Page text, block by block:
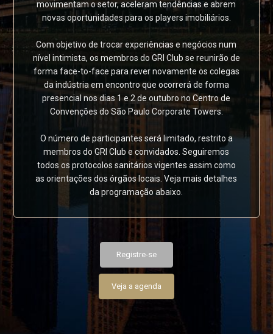
movimentam o setor, aceleram tendências e abrem
novas oportunidades para os players imobiliários.
Com objetivo de trocar experiências e negócios num
nível intimista, os membros do GRI Club se reunirão de
forma face-to-face para rever novamente os colegas
da indústria em encontro que ocorrerá de forma
presencial nos dias 1 e 2 de outubro no Centro de
Convenções do São Paulo Corporate Towers.
O número de participantes será limitado, restrito a
membros do GRI Club e convidados. Seguiremos
todos os protocolos sanitários vigentes assim como
as orientações dos órgãos locais. Veja mais detalhes
da programação abaixo.
Registre-se
Veja a agenda